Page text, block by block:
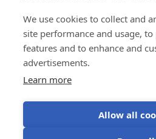
We use cookies to collect and
site performance and usage,
features and to enhance and
advertisements.
Learn more
Allow all
Sekretesspolicy